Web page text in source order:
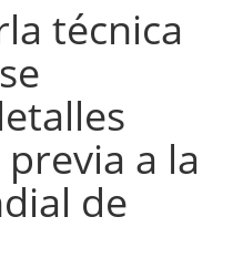
técnica
a la
de